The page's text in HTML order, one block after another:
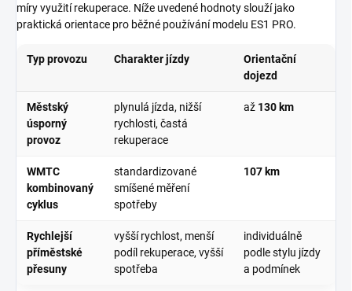
míry využití rekuperace. Níže uvedené hodnoty slouží jako
praktická orientace pro běžné používání modelu ES1 PRO.
Typ provozu Charakter jízdy
Orientační
dojezd
Městský
úsporný
provoz
plynulá jízda, nižší
rychlosti, častá
rekuperace
až 130 km
WMTC
kombinovaný
cyklus
standardizované
smíšené měření
spotřeby
107 km
Rychlejší
příměstské
přesuny
vyšší rychlost, menší
podíl rekuperace, vyšší
spotřeba
individuálně
podle stylu jízdy
a podmínek